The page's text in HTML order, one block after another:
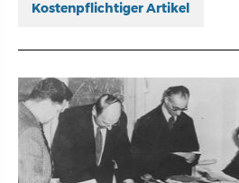
Kostenpflichtiger Artikel